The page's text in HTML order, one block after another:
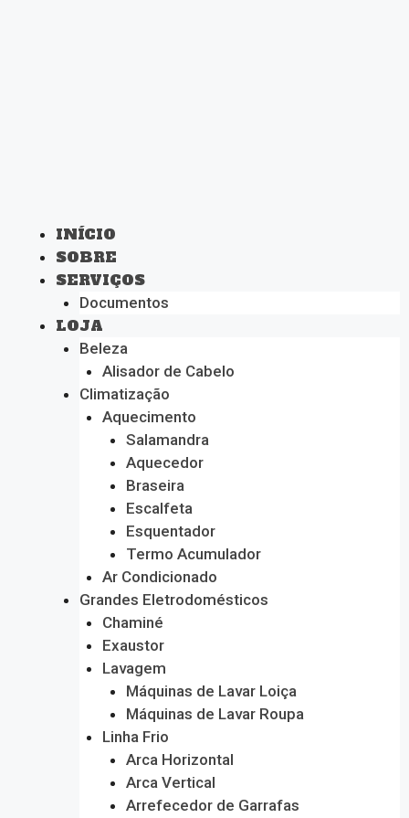
INÍCIO
SOBRE
SERVIÇOS
Documentos
LOJA
Beleza
Alisador de Cabelo
Climatização
Aquecimento
Salamandra
Aquecedor
Braseira
Escalfeta
Esquentador
Termo Acumulador
Ar Condicionado
Grandes Eletrodomésticos
Chaminé
Exaustor
Lavagem
Máquinas de Lavar Loiça
Máquinas de Lavar Roupa
Linha Frio
Arca Horizontal
Arca Vertical
Arrefecedor de Garrafas